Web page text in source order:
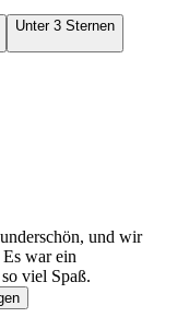
Unter 3 Sternen
und wir
Es war ein
viel Spaß.